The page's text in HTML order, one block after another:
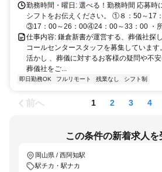
勤務時間・曜日: 選べる！勤務時間 応募
シフトをお伝えください。 ①８：50～17
③17：00～26：00④24：00～33：00 ・所
仕事内容: 鎌倉新書が運営する、葬儀社探
コールセンタースタッフを募集していま
活かし 、葬儀に対するお客様の疑問や不
葬儀社をご...
即日勤務OK フルリモート 残業なし シフト制
前へ 1 2 3 4
この条件の新着求人を
岡山県 / 西阿知駅
駅チカ・駅ナカ